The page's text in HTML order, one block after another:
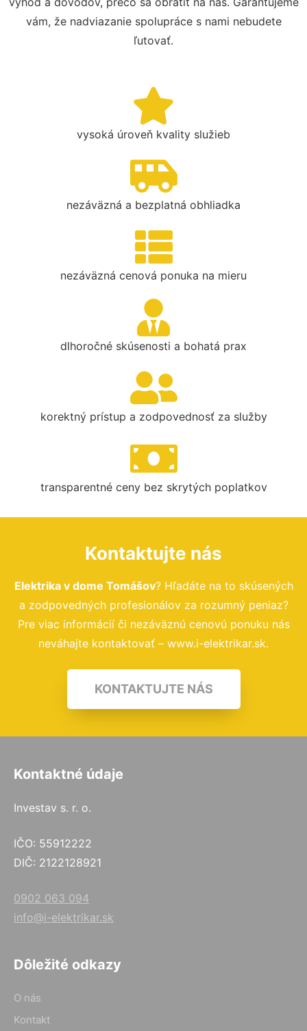
vám, že nadviazanie spolupráce s nami nebudete
ľutovať.
vysoká úroveň kvality služieb
nezáväzná a bezplatná obhliadka
nezáväzná cenová ponuka na mieru
dlhoročné skúsenosti a bohatá prax
korektný prístup a zodpovednosť za služby
transparentné ceny bez skrytých poplatkov
Kontaktujte nás
Elektrika v dome Tomášov? Hľadáte na to skúsených
a zodpovedných profesionálov za rozumný peniaz?
Pre viac informácií či nezáväznú cenovú ponuku nás
neváhajte kontaktovať – www.i-elektrikar.sk.
KONTAKTUJTE NÁS
Kontaktné údaje
Investav s. r. o.
IČO: 55912222
DIČ: 2122128921
0902 063 094
info@i-elektrikar.sk
Dôležité odkazy
O nás
Kontakt